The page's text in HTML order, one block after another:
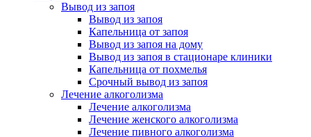
Вывод из запоя
Вывод из запоя
Капельница от запоя
Вывод из запоя на дому
Вывод из запоя в стационаре клиники
Капельница от похмелья
Срочный вывод из запоя
Лечение алкоголизма
Лечение алкоголизма
Лечение женского алкоголизма
Лечение пивного алкоголизма